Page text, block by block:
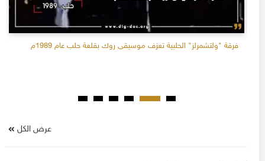
فرقة "ولتشمرلز" الحلبية تعزف موسيقى روك بقلعة حلب عام 1989م
عرض الكل